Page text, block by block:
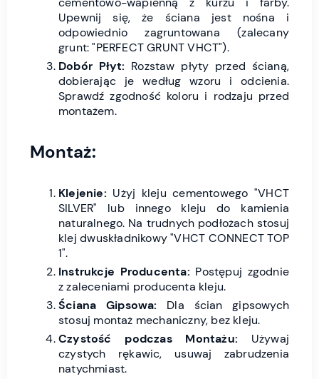
Upewnij się, że ściana jest nośna i
odpowiednio zagruntowana (zalecany
grunt: "PERFECT GRUNT VHCT").
Dobór Płyt: Rozstaw płyty przed ścianą,
dobierając je według wzoru i odcienia.
Sprawdź zgodność koloru i rodzaju przed
montażem.
Montaż:
Klejenie: Użyj kleju cementowego "VHCT
SILVER" lub innego kleju do kamienia
naturalnego. Na trudnych podłożach stosuj
klej dwuskładnikowy "VHCT CONNECT TOP
1".
Instrukcje Producenta: Postępuj zgodnie
z zaleceniami producenta kleju.
Ściana Gipsowa: Dla ścian gipsowych
stosuj montaż mechaniczny, bez kleju.
Czystość podczas Montażu: Używaj
czystych rękawic, usuwaj zabrudzenia
natychmiast.